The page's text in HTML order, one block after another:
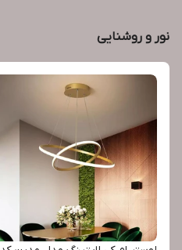
نور و روشنایی